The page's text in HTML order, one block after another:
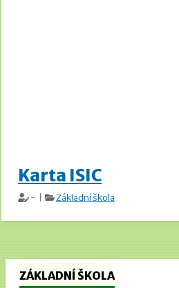
Karta ISIC
- | Základní škola
ZÁKLADNÍ ŠKOLA